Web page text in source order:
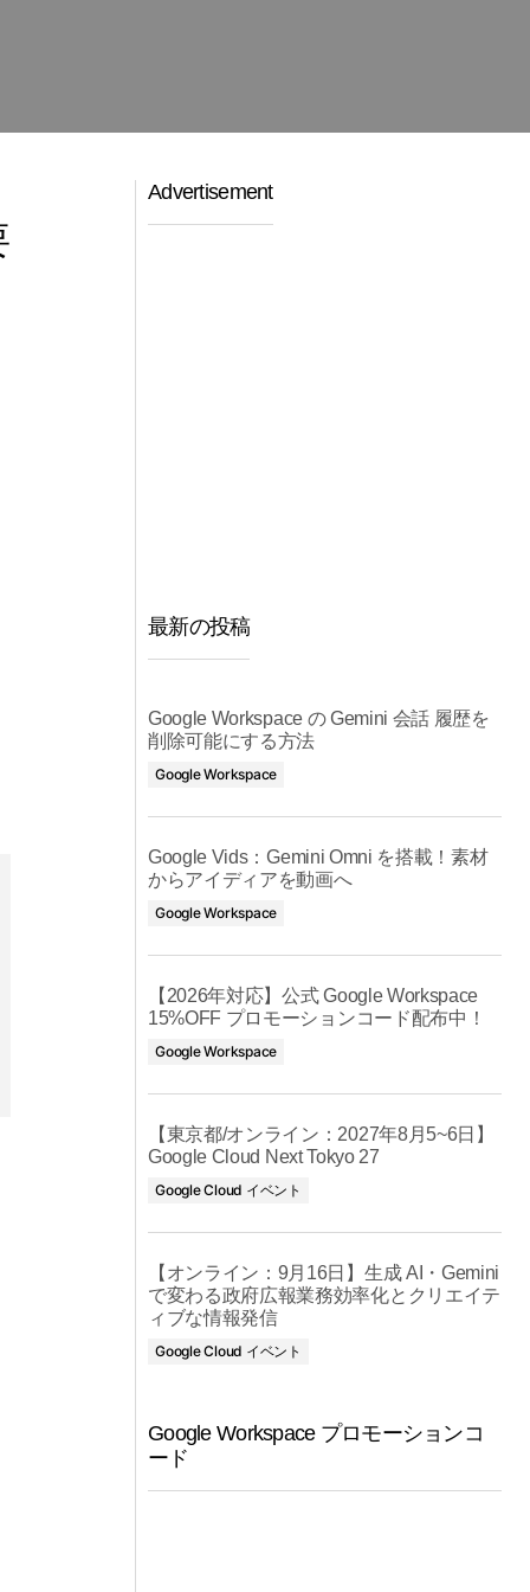
Advertisement
最新の投稿
Google Workspace の Gemini 会話 履歴を
削除可能にする方法
Google Workspace
Google Vids：Gemini Omni を搭載！素材
からアイディアを動画へ
Google Workspace
【2026年対応】公式 Google Workspace
15%OFF プロモーションコード配布中！
Google Workspace
【東京都/オンライン：2027年8月5~6日】
Google Cloud Next Tokyo 27
Google Cloud イベント
【オンライン：9月16日】生成 AI・Gemini
で変わる政府広報業務効率化とクリエイテ
ィブな情報発信
Google Cloud イベント
Google Workspace プロモーションコ
ード